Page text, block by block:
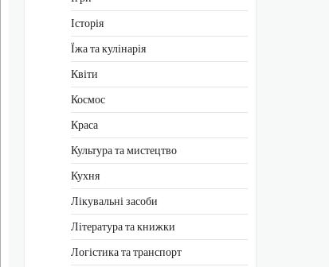
Історія
Їжа та кулінарія
Квіти
Космос
Краса
Культура та мистецтво
Кухня
Лікувальні засоби
Література та книжки
Логістика та транспорт